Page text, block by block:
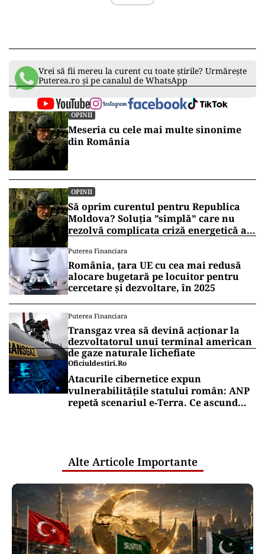
Vrei să fii mereu la curent cu toate știrile? Urmărește
Puterea.ro și pe canalul de WhatsApp
OPINII
Meseria cu cele mai multe sinonime
din România
OPINII
Să oprim curentul pentru Republica
Moldova? Soluția ”simplă” care nu
rezolvă complicata criză energetică a
Puterea Financiara
România, țara UE cu cea mai redusă
alocare bugetară pe locuitor pentru
cercetare și dezvoltare, în 2025
Puterea Financiara
Transgaz vrea să devină acționar la
dezvoltatorul unui terminal american
de gaze naturale lichefiate
Oficiuldestiri.ro
Atacurile cibernetice expun
vulnerabilitățile statului român: ANP
repetă scenariul e‑Terra. Ce ascund
Alte Articole Importante